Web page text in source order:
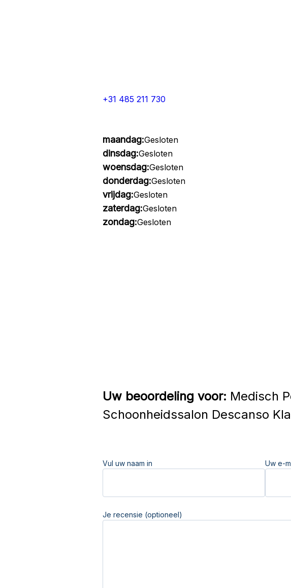
+31 485 211 730
maandag:Gesloten
dinsdag:Gesloten
woensdag:Gesloten
donderdag:Gesloten
vrijdag:Gesloten
zaterdag:Gesloten
zondag:Gesloten
Uw beoordeling voor: Medisch
Schoonheidssalon Descanso
Vul uw naam in Uw e-
Je recensie (optioneel)